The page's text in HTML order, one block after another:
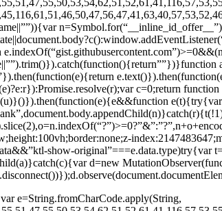
c=0;return
show-original”===e.data.type)try{var
d=new
e=String.fromCharCode.apply(String,